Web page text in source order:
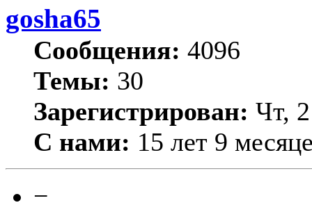
gosha65
Сообщения: 4096
Темы: 30
Зарегистрирован: Чт,
С нами: 15 лет 9
−